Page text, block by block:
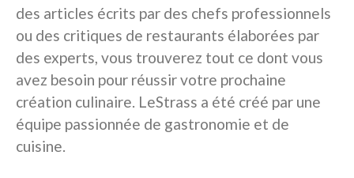
des articles écrits par des chefs professionnels
ou des critiques de restaurants élaborées par
des experts, vous trouverez tout ce dont vous
avez besoin pour réussir votre prochaine
création culinaire. LeStrass a été créé par une
équipe passionnée de gastronomie et de
cuisine.